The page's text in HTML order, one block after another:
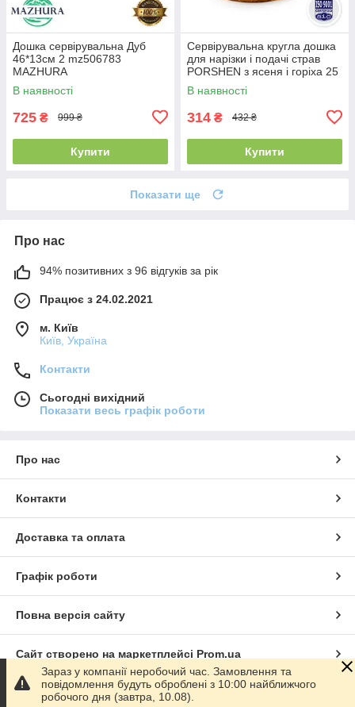
Дошка сервірувальна Дуб
46*13см 2 mz506783
MAZHURA
В наявності
725 ₴ 999 ₴
Купити
Сервірувальна кругла дошка
для нарізки і подачі страв
PORSHEN з ясеня і горіха 25
х 1.8 см (DNP 003)
В наявності
314 ₴ 432 ₴
Купити
Показати ще
Про нас
94% позитивних з 96 відгуків за рік
Працює з 24.02.2021
м. Київ
Київ, Україна
Контакти
Сьогодні вихідний
Показати весь графік роботи
Про нас
Контакти
Доставка та оплата
Графік роботи
Повна версія сайту
Сайт створено на маркетплейсі Prom.ua
Політика конфіденційності
Зараз у компанії неробочий час. Замовлення та
повідомлення будуть оброблені з 10:00 найближчого
робочого дня (завтра, 10.08).